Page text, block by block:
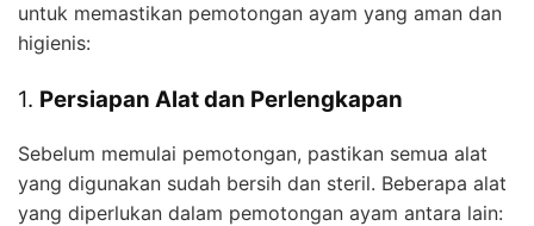
untuk memastikan pemotongan ayam yang aman dan
higienis:
1. Persiapan Alat dan Perlengkapan
Sebelum memulai pemotongan, pastikan semua alat
yang digunakan sudah bersih dan steril. Beberapa alat
yang diperlukan dalam pemotongan ayam antara lain: